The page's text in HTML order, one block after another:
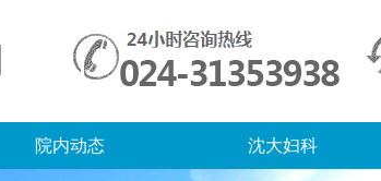
院内动态 沈大妇科